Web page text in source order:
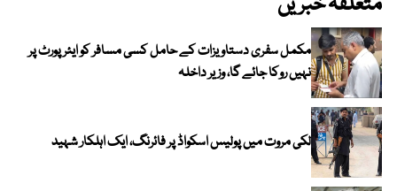
مکمل سفری دستاویزات کے حامل کسی مسافر کو ایئرپورٹ پر
نہیں روکا جائے گا، وزیر داخلہ
لکی مروت میں پولیس اسکواڈ پر فائرنگ، ایک اہلکار شہید